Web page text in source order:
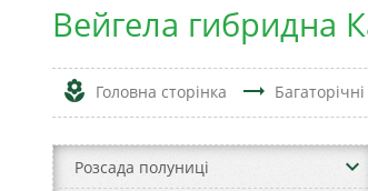
Вейгела гибридна
local_florist Головна сторінка trending_flat
Розсада полуниці keyboard_arrow_down